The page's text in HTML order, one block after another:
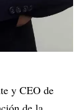
y CEO de